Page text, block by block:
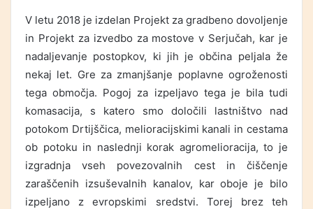
V letu 2018 je izdelan Projekt za gradbeno dovoljenje
in Projekt za izvedbo za mostove v Serjučah, kar je
nadaljevanje postopkov, ki jih je občina peljala že
nekaj let. Gre za zmanjšanje poplavne ogroženosti
tega območja. Pogoj za izpeljavo tega je bila tudi
komasacija, s katero smo določili lastništvo nad
potokom Drtijščica, melioracijskimi kanali in cestama
ob potoku in naslednji korak agromelioracija, to je
izgradnja vseh povezovalnih cest in čiščenje
zaraščenih izsuševalnih kanalov, kar oboje je bilo
izpeljano z evropskimi sredstvi. Torej brez teh